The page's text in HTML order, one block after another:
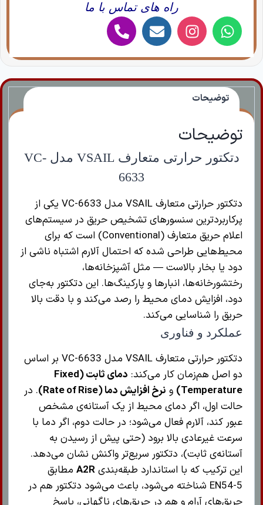
راه های تماس با ما
توضیحات
توضیحات
دتکتور حرارتی متعارف VSAIL مدل VC-
6633
دتکتور حرارتی متعارف VSAIL مدل VC-6633 یکی از
پرکاربردترین سنسورهای تشخیص حریق در سیستم‌های
اعلام حریق متعارف (Conventional) است که برای
محیط‌هایی طراحی شده که احتمال آلارم اشتباه ناشی از
دود یا بخار بالاست — مثل آشپزخانه‌ها،
رختشورخانه‌ها، انبارها و پارکینگ‌ها. این دتکتور به‌جای
دود، افزایش دمای محیط را رصد می‌کند و با دقت بالا
حریق را شناسایی می‌کند.
عملکرد و فناوری
دتکتور حرارتی متعارف VSAIL مدل VC-6633 بر اساس
دو اصل هم‌زمان کار می‌کند:
دمای ثابت (Fixed
Temperature) و نرخ افزایش دما (Rate of Rise)
. در
حالت اول، اگر دمای محیط از یک آستانه‌ی مشخص
عبور کند، آلارم فعال می‌شود؛ در حالت دوم، اگر دما با
سرعت غیرعادی بالا برود (حتی پیش از رسیدن به
آستانه‌ی ثابت)، دتکتور سریع‌تر واکنش نشان می‌دهد.
این ترکیب که با استاندارد طبقه‌بندیA2R مطابق
EN54-5 شناخته می‌شود، باعث می‌شود دتکتور هم در
حریق‌های آرام و هم در حریق‌های ناگهانی، پاسخ